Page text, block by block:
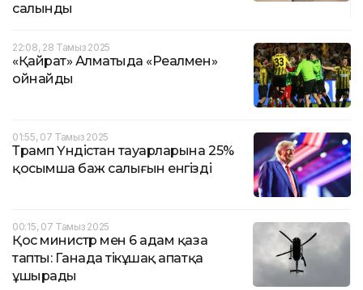
салынды
22:08, 28 Тамыз 2025
«Қайрат» Алматыда «Реалмен»
ойнайды
01:55, 07 Тамыз 2025
Трамп Үндістан тауарларына 25%
қосымша баж салығын енгізді
00:15, 07 Тамыз 2025
Қос министр мен 6 адам қаза
тапты: Ганада тікұшақ апатқа
ұшырады